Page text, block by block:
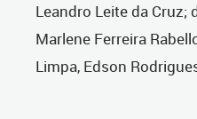
Leandro Leite da Cruz;
Marlene Ferreira
Limpa, Edson